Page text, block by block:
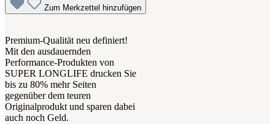
Zum Merkzettel hinzufügen
Premium-Qualität neu definiert!
Mit den ausdauernden
Performance-Produkten von
SUPER LONGLIFE drucken Sie
bis zu 80% mehr Seiten
gegenüber dem teuren
Originalprodukt und sparen dabei
auch noch Geld.